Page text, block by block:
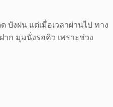
งฝน แต่เมื่อเวลาผ่านไป ทาง
ก มุมนั่งรอคิว เพราะช่วง